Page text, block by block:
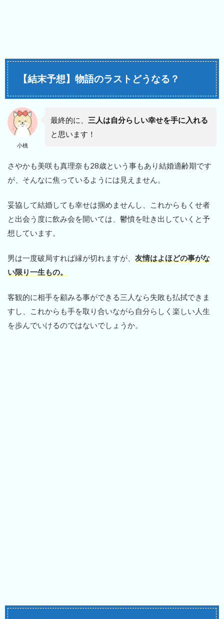
【結末予想】物語のラストどうなる？
小桃
最終的に、 三人は自分らしい幸せを手に入れる
と思います！
さやかも美咲も真理奈も28歳という事もあり結婚適齢期です
が、そんなに焦っているようには見えません。
妥協して結婚しても幸せは掴めませんし、これからもくせ者
と出会う度に飲み会を開いては、鬱憤を吐き出していくと予
想しています。
男は一度破局すれば縁が切れますが、 友情はよほどの事がな
い限り一生もの。
客観的に相手を顧みる事ができる三人なら失敗も払拭できま
すし、これからも手を取り合いながら自分らしく楽しい人生
を歩んでいけるのではないでしょうか。